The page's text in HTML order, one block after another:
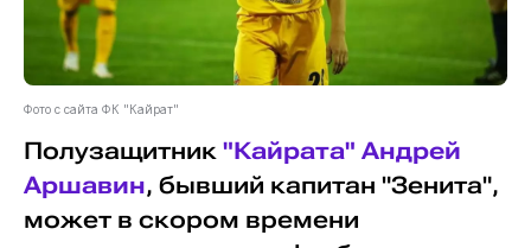
Фото с сайта ФК "Кайрат"
Полузащитник "Кайрата" Андрей
Аршавин, бывший капитан "Зенита",
может в скором времени